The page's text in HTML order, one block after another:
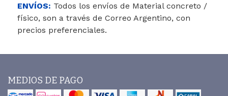
ENVÍOS: Todos los envíos de Material concreto /
físico, son a través de Correo Argentino, con
precios preferenciales.
MEDIOS DE PAGO